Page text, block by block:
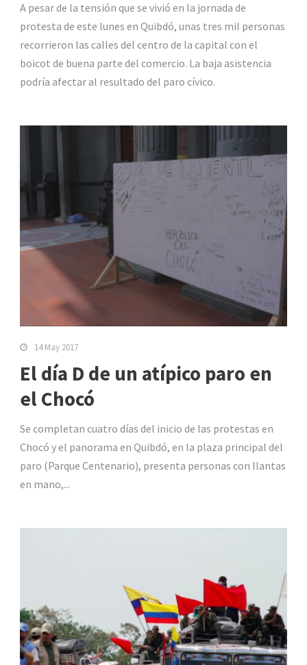
A pesar de la tensión que se vivió en la jornada de
protesta de este lunes en Quibdó, unas tres mil personas
recorrieron las calles del centro de la capital con el
boicot de buena parte del comercio. La baja asistencia
podría afectar al resultado del paro cívico.
14 May 2017
El día D de un atípico paro en
el Chocó
Se completan cuatro días del inicio de las protestas en
Chocó y el panorama en Quibdó, en la plaza principal del
paro (Parque Centenario), presenta personas con llantas
en mano,...